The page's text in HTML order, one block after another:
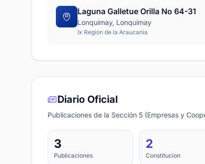
Laguna Galletue Orilla No 64-31
Lonquimay, Lonquimay
Ix Region de la Araucania
Diario Oficial
Publicaciones de la Sección 5 (Empresas y
3
Publicaciones
2
Constitucion